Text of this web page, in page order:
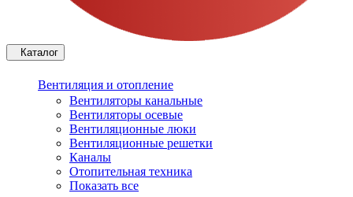
Каталог
Вентиляция и отопление
Вентиляторы канальные
Вентиляторы осевые
Вентиляционные люки
Вентиляционные решетки
Каналы
Отопительная техника
Показать все